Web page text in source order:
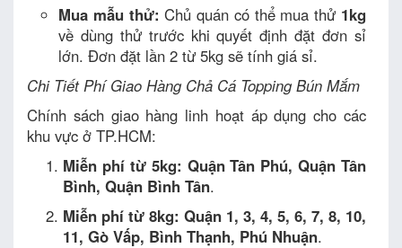
Mua mẫu thử: Chủ quán có thể mua thử 1kg
về dùng thử trước khi quyết định đặt đơn sỉ
lớn. Đơn đặt lần 2 từ 5kg sẽ tính giá sỉ.
Chi Tiết Phí Giao Hàng Chả Cá Topping Bún Mắm
Chính sách giao hàng linh hoạt áp dụng cho các
khu vực ở TP.HCM:
Miễn phí từ 5kg: Quận Tân Phú, Quận Tân
Bình, Quận Bình Tân.
Miễn phí từ 8kg: Quận 1, 3, 4, 5, 6, 7, 8, 10,
11, Gò Vấp, Bình Thạnh, Phú Nhuận.